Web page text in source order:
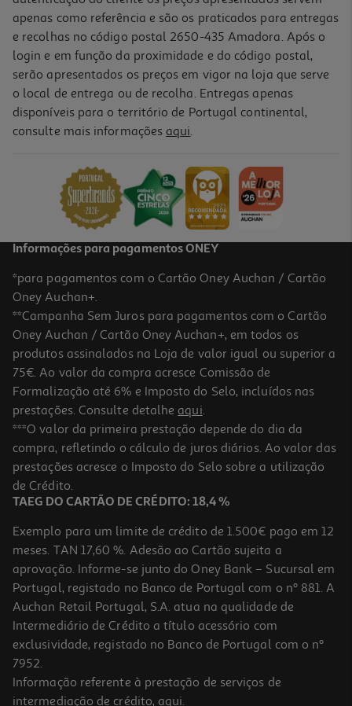
Toalhitas Cosmia Desmaquilhantes Confort Todo Tipo De Pele
4.0
Água Cosmia Micelar Frescura Peles Normais 250ml
9.56 €/Lt
2,39 €
apenas como referência e são os praticados para entregas
e recolhas no código postal 2650-435 Amadora. Após o
login e em função da proximidade e do código postal,
serão apresentados os preços em vigor na loja que serve
o local de entrega ou de recolha. Entregas apenas
disponíveis para o território de Portugal continental,
consulte mais informações aqui.
Informações para pagamentos ONEY
*para pagamentos com o Cartão Oney Auchan / Cartão
Oney Auchan+.
**Campanha Sem Juros para pagamentos com o Cartão
Oney Auchan / Cartão Oney Auchan+, em todos os
produtos assinalados na Loja de valor igual ou superior a
75€. Ao valor da compra acresce Comissão de
Formalização até 6% e Imposto do Selo, incluídos nas
prestações. Consulte detalhe aqui.
***O valor da primeira prestação depende do dia da
compra, refletindo o cálculo de juros diários. Ao valor das
prestações acresce o Imposto do Selo sobre a utilização
de Crédito.
TAEG DO CARTÃO DE CRÉDITO: 18,4 %
Exemplo para um limite de crédito de 1.500€ pago em 12
meses. TAN 17,60 %. Adesão ao Cartão sujeita a
aprovação. Informe-se junto do Oney Bank – Sucursal em
Portugal, registado no Banco de Portugal com o nº 881. A
Auchan Retail Portugal, S.A. atua na qualidade de
Intermediário de Crédito a título acessório com
exclusividade, registado no Banco de Portugal com o nº
7952.
Informação referente à prestação de serviços de
intermediação de crédito, aqui.